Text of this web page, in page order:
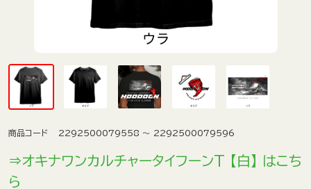
商品コード 2292500079558 ～ 2292500079596
⇒オキナワンカルチャータイフーンT 【白】 はこち
ら